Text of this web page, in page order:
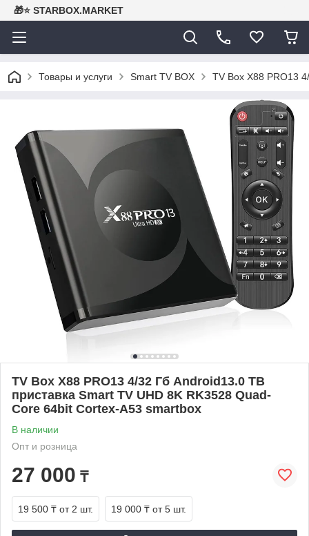
🎁⭐ STARBOX.MARKET
Товары и услуги Smart TV BOX TV Box X88 PRO13
TV Box X88 PRO13 4/32 Гб Android13.0 ТВ
приставка Smart TV UHD 8K RK3528 Quad-
Core 64bit Cortex-A53 smartbox
В наличии
Опт и розница
27 000 ₸
19 500 ₸ от 2 шт. 19 000 ₸ от 5 шт.